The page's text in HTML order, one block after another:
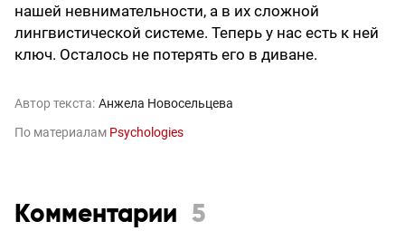
нашей невнимательности, а в их сложной
лингвистической системе. Теперь у нас есть к ней
ключ. Осталось не потерять его в диване.
Автор текста: Анжела Новосельцева
По материалам Psychologies
Комментарии 5